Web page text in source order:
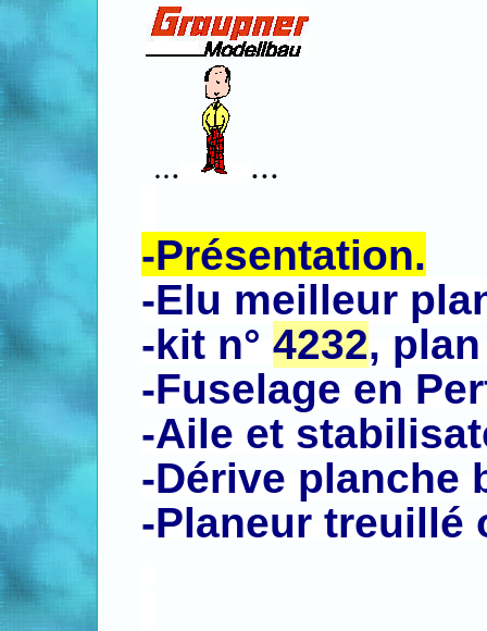
... ...
-Présentation.
-Elu meilleur
-kit n° 4232,
-Fuselage en
-Aile et
-Dérive planche
-Planeur treuillé